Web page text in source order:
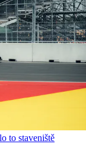
to staveniště